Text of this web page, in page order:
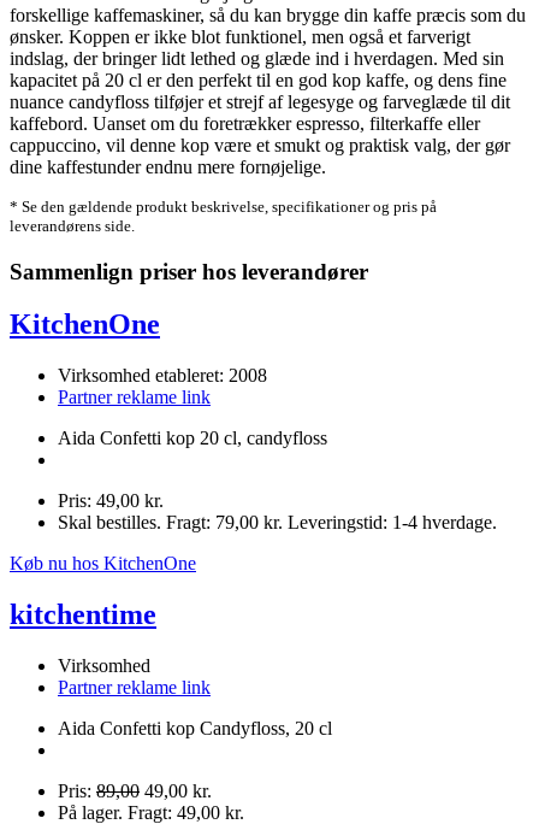
forskellige kaffemaskiner, så du kan brygge din kaffe præcis som du
ønsker. Koppen er ikke blot funktionel, men også et farverigt
indslag, der bringer lidt lethed og glæde ind i hverdagen. Med sin
kapacitet på 20 cl er den perfekt til en god kop kaffe, og dens fine
nuance candyfloss tilføjer et strejf af legesyge og farveglæde til dit
kaffebord. Uanset om du foretrækker espresso, filterkaffe eller
cappuccino, vil denne kop være et smukt og praktisk valg, der gør
dine kaffestunder endnu mere fornøjelige.
* Se den gældende produkt beskrivelse, specifikationer og pris på
leverandørens side.
Sammenlign priser hos leverandører
KitchenOne
Virksomhed etableret: 2008
Partner reklame link
Aida Confetti kop 20 cl, candyfloss
Pris: 49,00 kr.
Skal bestilles. Fragt: 79,00 kr. Leveringstid: 1-4 hverdage.
Køb nu hos KitchenOne
kitchentime
Virksomhed
Partner reklame link
Aida Confetti kop Candyfloss, 20 cl
Pris: 89,00 49,00 kr.
På lager. Fragt: 49,00 kr.